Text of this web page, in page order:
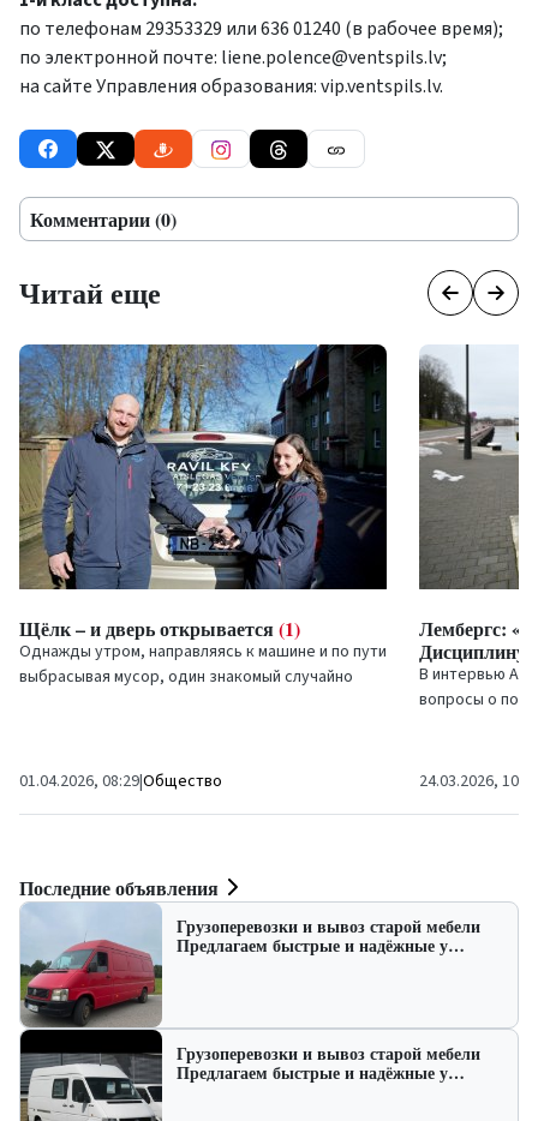
по телефонам 29353329 или 636 01240 (в рабочее время);
по электронной почте: liene.polence@ventspils.lv;
на сайте Управления образования:vip.ventspils.lv.
Комментарии (0)
Читай еще
Щёлк – и дверь открывается(1)
Однажды утром, направляясь к машине и по пути
выбрасывая мусор, один знакомый случайно
01.04.2026, 08:29|Общество
Лембергс:
В интервью
вопросы о
24.03.2026, 10:08
Последние объявления
Грузоперевозки и вывоз старой мебели
Предлагаем быстрые и надёжные у…
Грузоперевозки и вывоз старой мебели
Предлагаем быстрые и надёжные у…